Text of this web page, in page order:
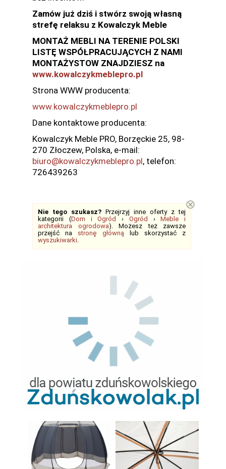
Zamów już dziś i stwórz swoją własną
strefę relaksu z Kowalczyk Meble
MONTAŻ MEBLI NA TERENIE POLSKI
LISTĘ WSPÓŁPRACUJĄCYCH Z NAMI
MONTAŻYSTOW ZNAJDZIESZ na
www.kowalczykmeblepro.pl
Strona WWW producenta:
www.kowalczykmeblepro.pl
Dane kontaktowe producenta:
Kowalczyk Meble PRO, Borzęckie 25, 98-
270 Złoczew, Polska, e-mail:
biuro@kowalczykmeblepro.pl, telefon:
726439263
Nie tego szukasz? Przejrzyj inne oferty z tej
kategorii (Dom i Ogród › Ogród ›Meble i
architektura ogrodowa). Możesz też zawsze
przejść na stronę głównąlub skorzystać z
wyszukiwarki.
⊗